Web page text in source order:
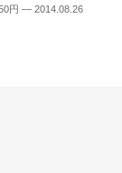
円 — 2014.08.26